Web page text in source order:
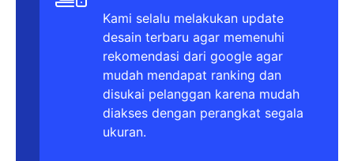
Kami selalu melakukan update
desain terbaru agar memenuhi
rekomendasi dari google agar
mudah mendapat ranking dan
disukai pelanggan karena mudah
diakses dengan perangkat segala
ukuran.